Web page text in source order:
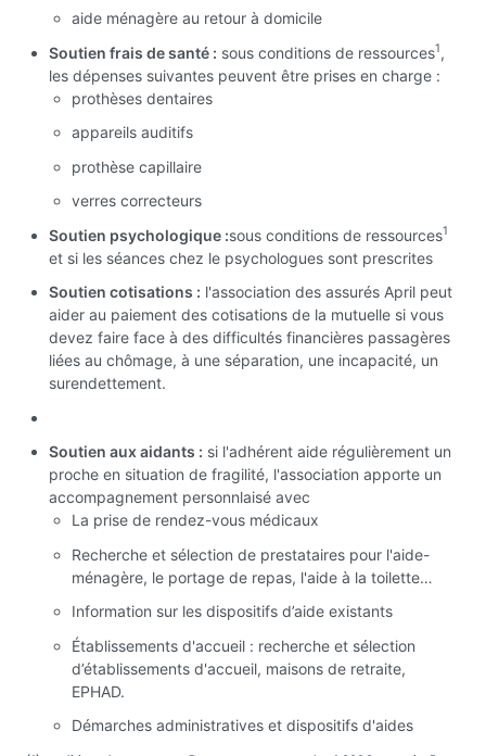
aide ménagère au retour à domicile
Soutien frais de santé : sous conditions de ressources1,
les dépenses suivantes peuvent être prises en charge :
prothèses dentaires
appareils auditifs
prothèse capillaire
verres correcteurs
Soutien psychologique :sous conditions de ressources1
et si les séances chez le psychologues sont prescrites
Soutien cotisations : l'association des assurés April peut
aider au paiement des cotisations de la mutuelle si vous
devez faire face à des difficultés financières passagères
liées au chômage, à une séparation, une incapacité, un
surendettement.
Soutien aux aidants : si l'adhérent aide régulièrement un
proche en situation de fragilité, l'association apporte un
accompagnement personnlaisé avec
La prise de rendez-vous médicaux
Recherche et sélection de prestataires pour l'aide-
ménagère, le portage de repas, l'aide à la toilette…
Information sur les dispositifs d’aide existants
Établissements d'accueil : recherche et sélection
d’établissements d'accueil, maisons de retraite,
EPHAD.
Démarches administratives et dispositifs d'aides